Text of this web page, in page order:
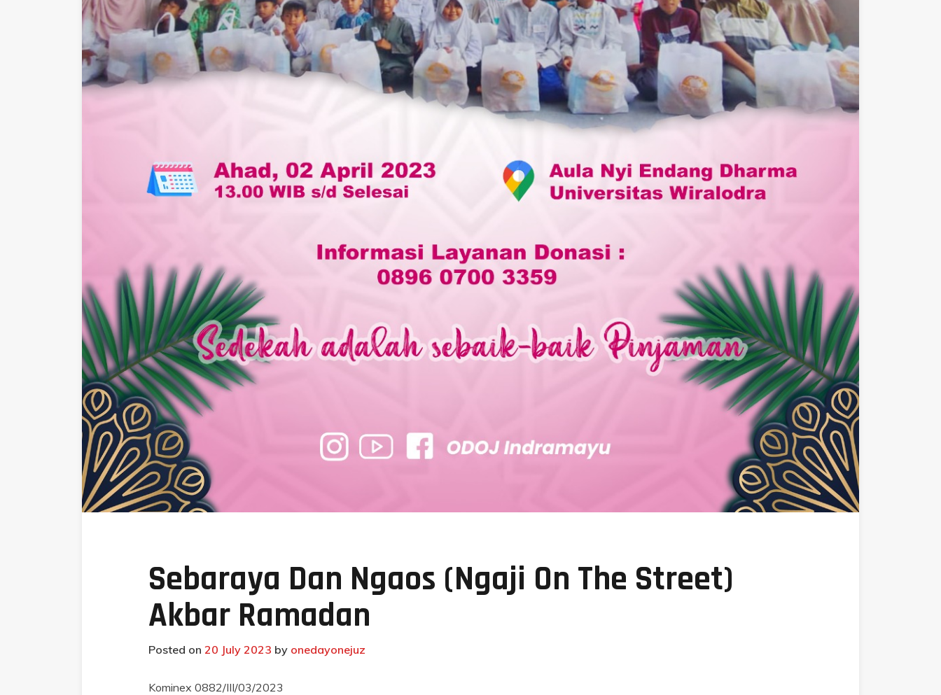
Sebaraya Dan Ngaos (Ngaji On The Street)
Akbar Ramadan
Posted on 20 July 2023 by onedayonejuz
Kominex 0882/III/03/2023